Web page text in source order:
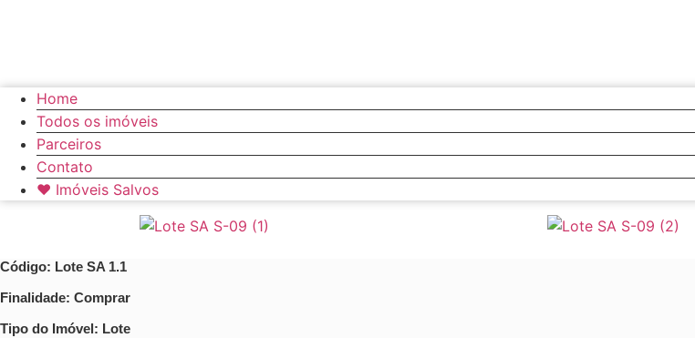
Home
Todos os imóveis
Parceiros
Contato
❤ Imóveis Salvos
Código: Lote SA 1.1
Finalidade: Comprar
Tipo do Imóvel: Lote